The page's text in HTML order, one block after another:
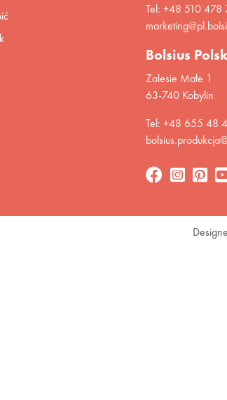
Tel: +48 510 478
Bolsius
Zalesie Małe 1
63-740 Kobylin
Tel: +48 655 48